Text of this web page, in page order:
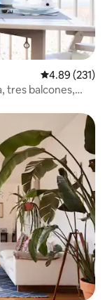
Calificación
4.89 (231)
tres balcones,